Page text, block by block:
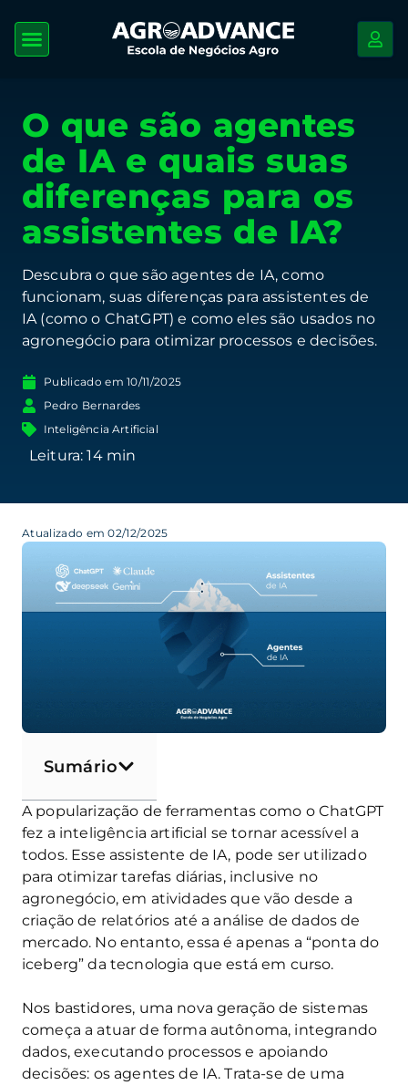
O que são agentes
de IA e quais suas
diferenças para os
assistentes de IA?
Descubra o que são agentes de IA, como
funcionam, suas diferenças para assistentes de
IA (como o ChatGPT) e como eles são usados no
agronegócio para otimizar processos e decisões.
Publicado em 10/11/2025
Pedro Bernardes
Inteligência Artificial
Atualizado em 02/12/2025
Sumário
A popularização de ferramentas como o ChatGPT
fez a inteligência artificial se tornar acessível a
todos. Esse assistente de IA, pode ser utilizado
para otimizar tarefas diárias, inclusive no
agronegócio, em atividades que vão desde a
criação de relatórios até a análise de dados de
mercado. No entanto, essa é apenas a “ponta do
iceberg” da tecnologia que está em curso.
Nos bastidores, uma nova geração de sistemas
começa a atuar de forma autônoma, integrando
dados, executando processos e apoiando
decisões: os agentes de IA. Trata-se de uma